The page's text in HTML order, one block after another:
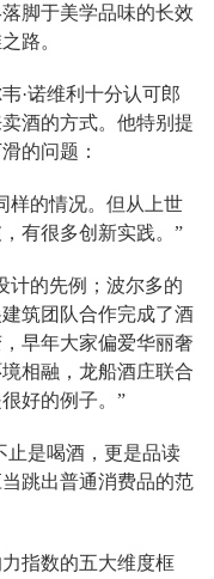
脚于美学品味的长效
路。
·诺维利十分认可郎
酒的方式。他特别提
的问题：
样的情况。但从上世
有很多创新实践。”
计的先例；波尔多的
筑团队合作完成了酒
早年大家偏爱华丽奢
相融，龙船酒庄联合
好的例子。”
止是喝酒，更是品读
跳出普通消费品的范
指数的五大维度框